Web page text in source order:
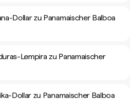
Dollar zu Panamaischer Balboa
Lempira zu Panamaischer
Dollar zu Panamaischer Balboa